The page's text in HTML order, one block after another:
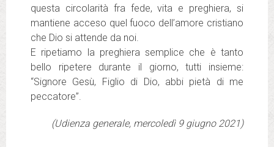
questa circolarità fra fede, vita e preghiera, si
mantiene acceso quel fuoco dell’amore cristiano
che Dio si attende da noi.
E ripetiamo la preghiera semplice che è tanto
bello ripetere durante il giorno, tutti insieme:
“Signore Gesù, Figlio di Dio, abbi pietà di me
peccatore”.
(Udienza generale, mercoledì 9 giugno 2021)